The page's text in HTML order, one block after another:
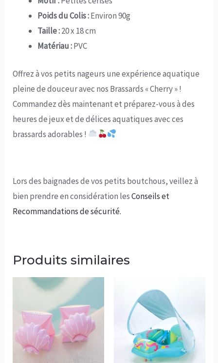
Poids du Colis :Environ 90g
Taille :20 x 18 cm
Matériau :PVC
Offrez à vos petits nageurs une expérience aquatique
pleine de douceur avec nos Brassards « Cherry » !
Commandez dès maintenant et préparez-vous à des
heures de jeux et de délices aquatiques avec ces
brassards adorables !
Lors des baignades de vos petits boutchous, veillez à
bien prendre en considération lesConseils et
Recommandations de sécurité.
Produits similaires